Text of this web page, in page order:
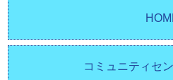
コミュニティセ